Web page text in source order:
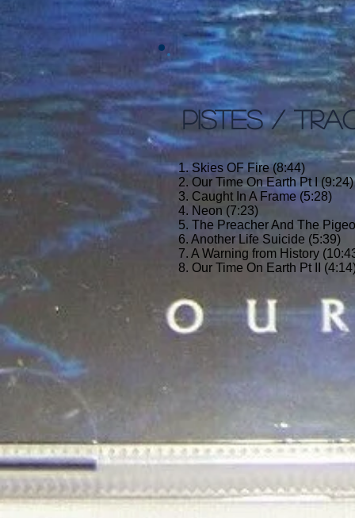
1. Skies OF Fire (8:44)
2. Our Time On Earth Pt I (9:24)
3. Caught In A Frame (5:28)
4. Neon (7:23)
5. The Preacher And The
6. Another Life Suicide (5:39)
7. A Warning from History
8. Our Time On Earth Pt II
PISTES /